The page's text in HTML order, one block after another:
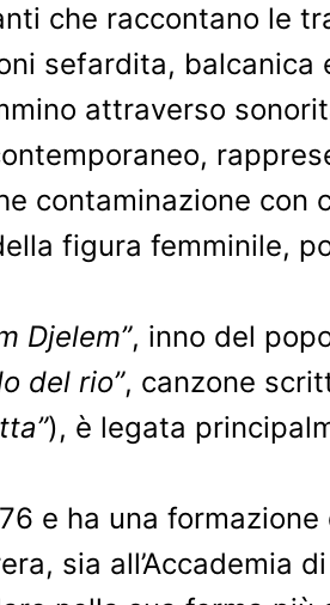
che raccontano le
sefardita, balcanica
attraverso
contaminazione con
figura femminile,
Djelem”, inno del
del rio”, canzone
), è legata
e ha una
sia all’Accademia